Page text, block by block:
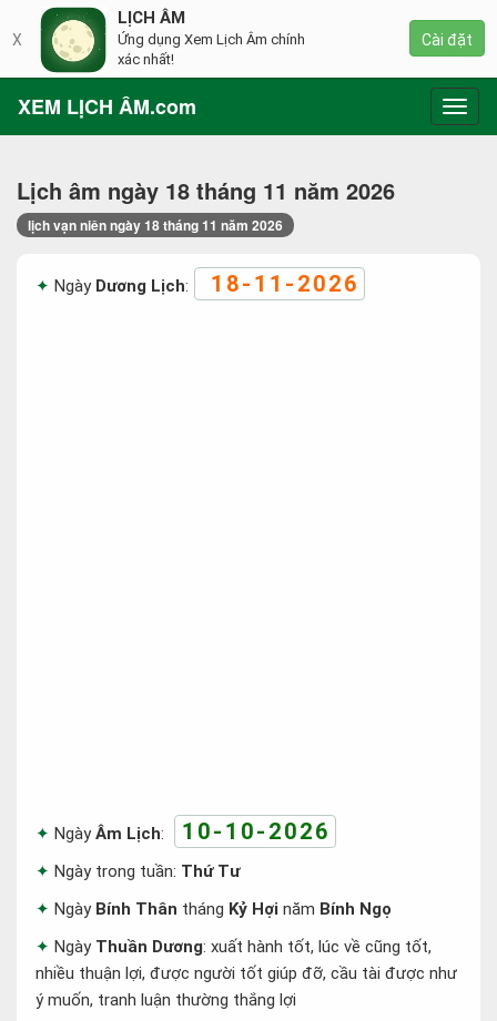
XEM LỊCH ÂM.com
Lịch âm ngày 18 tháng 11 năm 2026
lịch vạn niên ngày 18 tháng 11 năm 2026
Ngày Dương Lịch: 18-11-2026
NgàyÂm Lịch: 10-10-2026
Ngày trong tuần: Thứ Tư
Ngày Bính Thân tháng Kỷ Hợi năm Bính Ngọ
Ngày Thuần Dương: xuất hành tốt, lúc về cũng tốt,
nhiều thuận lợi, được người tốt giúp đỡ, cầu tài được như
ý muốn, tranh luận thường thắng lợi
X
LỊCH ÂM
Ứng dụng Xem Lịch Âm chính
xác nhất!
Cài đặt